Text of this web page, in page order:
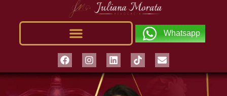
Whatsapp